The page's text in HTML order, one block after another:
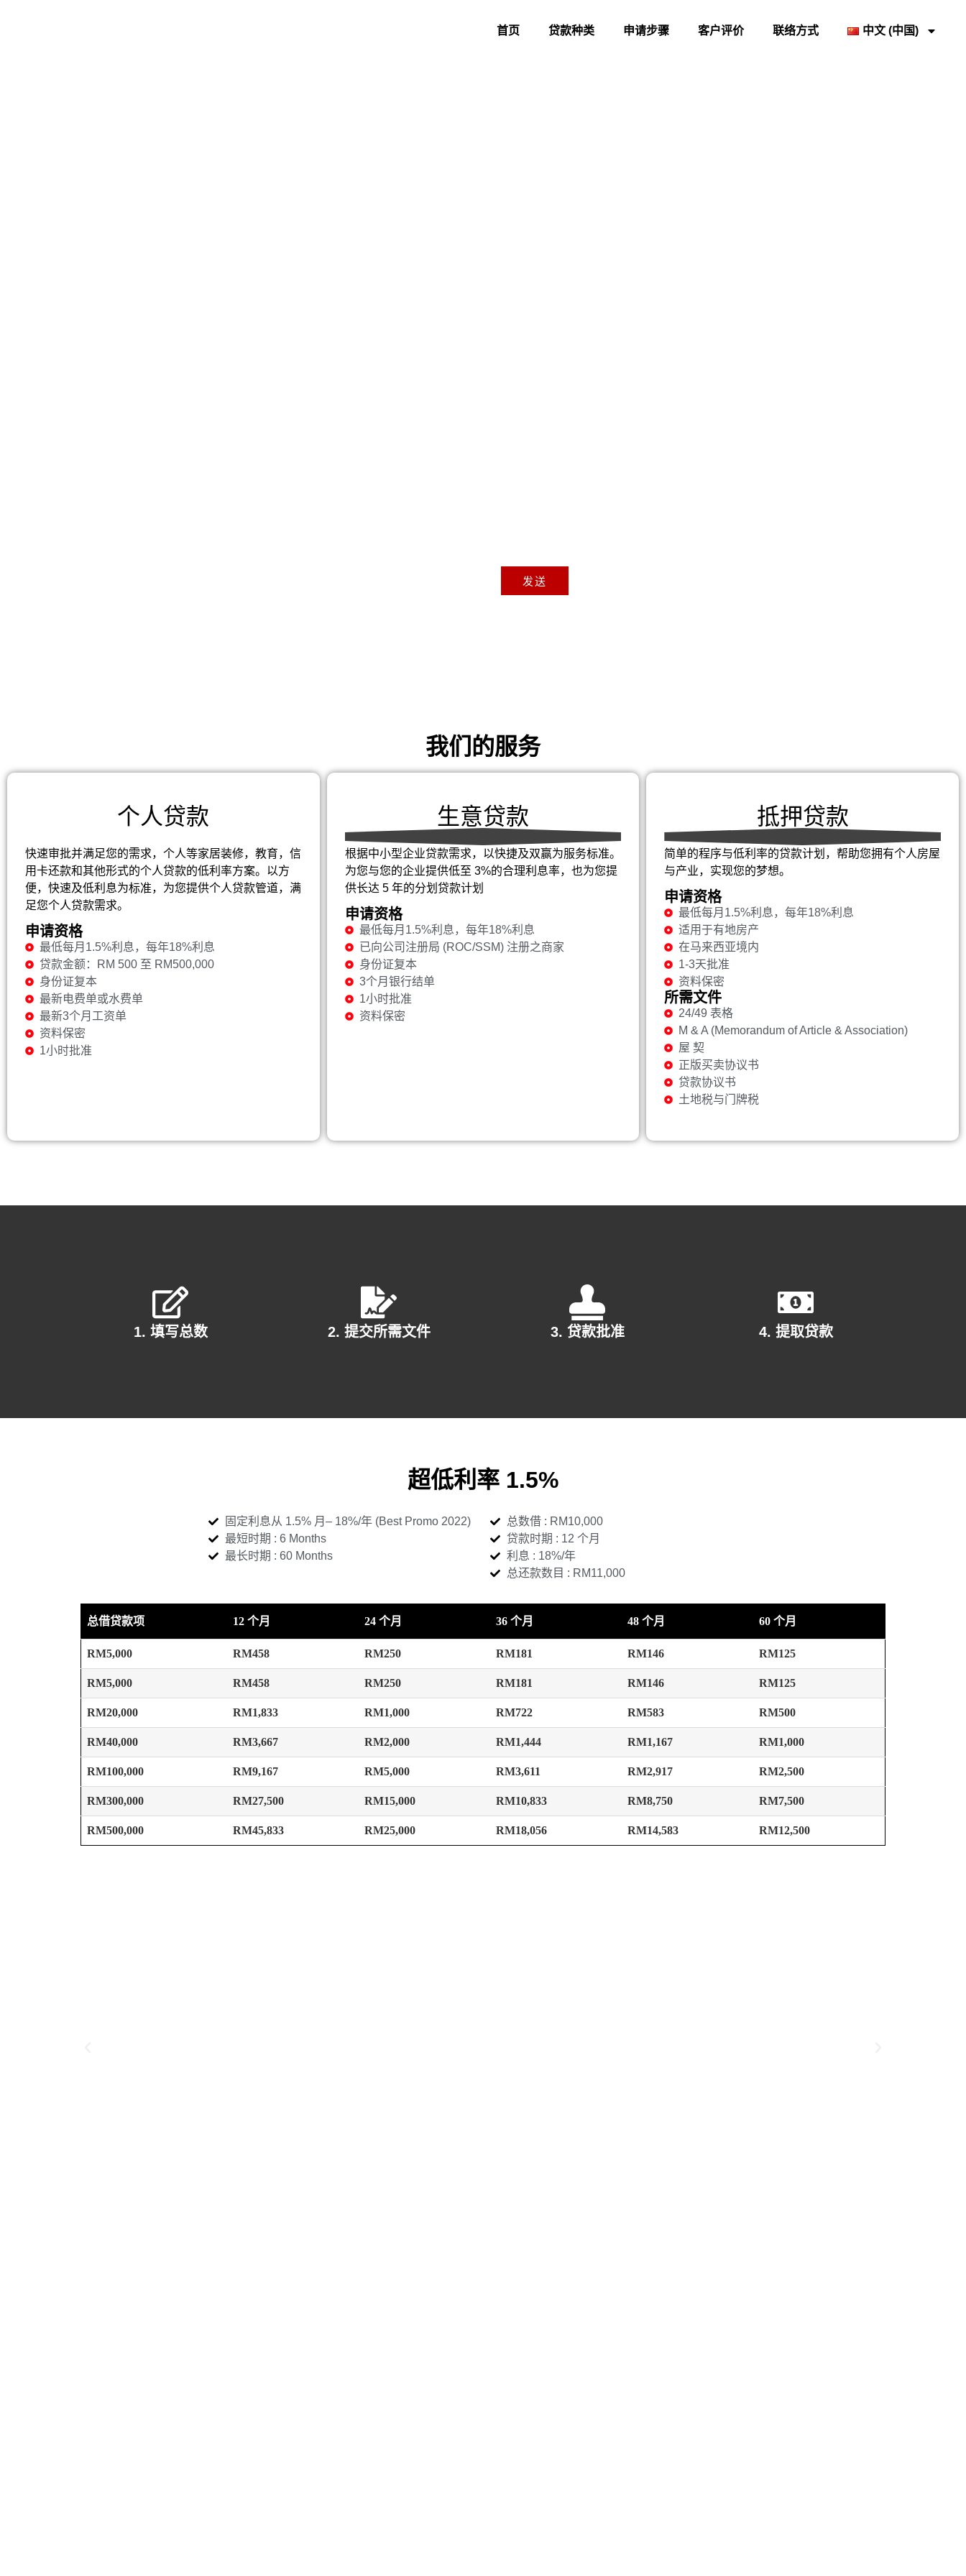
首页 贷款种类 申请步骤 客户评价 联络方式 中文 (中国)
发送
我们的服务
个人贷款
快速审批并满足您的需求，个人等家居装修，教育，信
用卡还款和其他形式的个人贷款的低利率方案。以方
便，快速及低利息为标准，为您提供个人贷款管道，满
足您个人贷款需求。
申请资格
最低每月1.5%利息，每年18%利息
贷款金额：RM 500 至 RM500,000
身份证复本
最新电费单或水费单
最新3个月工资单
资料保密
1小时批准
生意贷款
根据中小型企业贷款需求，以快捷及双赢为服务标准。
为您与您的企业提供低至 3%的合理利息率，也为您提
供长达 5 年的分划贷款计划
申请资格
最低每月1.5%利息，每年18%利息
已向公司注册局 (ROC/SSM) 注册之商家
身份证复本
3个月银行结单
1小时批准
资料保密
抵押贷款
简单的程序与低利率的贷款计划，帮助您拥有个人房屋
与产业，实现您的梦想。
申请资格
最低每月1.5%利息，每年18%利息
适用于有地房产
在马来西亚境内
1-3天批准
资料保密
所需文件
24/49 表格
M & A (Memorandum of Article & Association)
屋 契
正版买卖协议书
贷款协议书
土地税与门牌税
1. 填写总数 2. 提交所需文件 3. 贷款批准 4. 提取贷款
超低利率 1.5%
固定利息从 1.5% 月– 18%/年 (Best Promo 2022)
最短时期 : 6 Months
最长时期 : 60 Months
总数借 : RM10,000
贷款时期 : 12 个月
利息 : 18%/年
总还款数目 : RM11,000
总借贷款项 12 个月 24 个月 36 个月 48 个月 60 个月
RM5,000 RM458 RM250 RM181 RM146 RM125
RM5,000 RM458 RM250 RM181 RM146 RM125
RM20,000 RM1,833 RM1,000 RM722 RM583 RM500
RM40,000 RM3,667 RM2,000 RM1,444 RM1,167 RM1,000
RM100,000 RM9,167 RM5,000 RM3,611 RM2,917 RM2,500
RM300,000 RM27,500 RM15,000 RM10,833 RM8,750 RM7,500
RM500,000 RM45,833 RM25,000 RM18,056 RM14,583 RM12,500